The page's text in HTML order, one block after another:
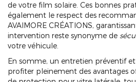
de votre film solaire. Ces bonnes
également le respect des
AVAIMORE CRÉATIONS,
intervention reste synonyme de
votre véhicule.
En somme, un entretien préventif
profiter pleinement des avantages